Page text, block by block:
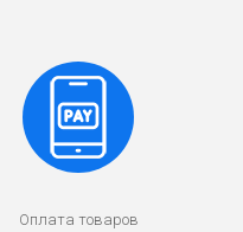
Оплата товаров